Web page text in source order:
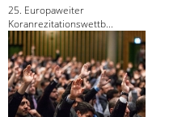
25. Europaweiter
Koranrezitationswettb...